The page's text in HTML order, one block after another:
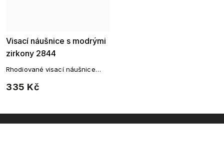
Visací náušnice s modrými
zirkony 2844
335 Kč
Rhodiované visací náušnice
zirkony.